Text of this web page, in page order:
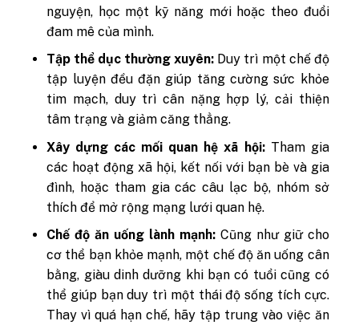
nguyện, học một kỹ năng mới hoặc theo đuổi
đam mê của mình.
Tập thể dục thường xuyên: Duy trì một chế độ
tập luyện đều đặn giúp tăng cường sức khỏe
tim mạch, duy trì cân nặng hợp lý, cải thiện
tâm trạng và giảm căng thẳng.
Xây dựng các mối quan hệ xã hội:Tham gia
các hoạt động xã hội, kết nối với bạn bè và gia
đình, hoặc tham gia các câu lạc bộ, nhóm sở
thích để mở rộng mạng lưới quan hệ.
Chế độ ăn uống lành mạnh:Cũng như giữ cho
cơ thể bạn khỏe mạnh, một chế độ ăn uống cân
bằng, giàu dinh dưỡng khi bạn có tuổi cũng có
thể giúp bạn duy trì một thái độ sống tích cực.
Thay vì quá hạn chế, hãy tập trung vào việc ăn